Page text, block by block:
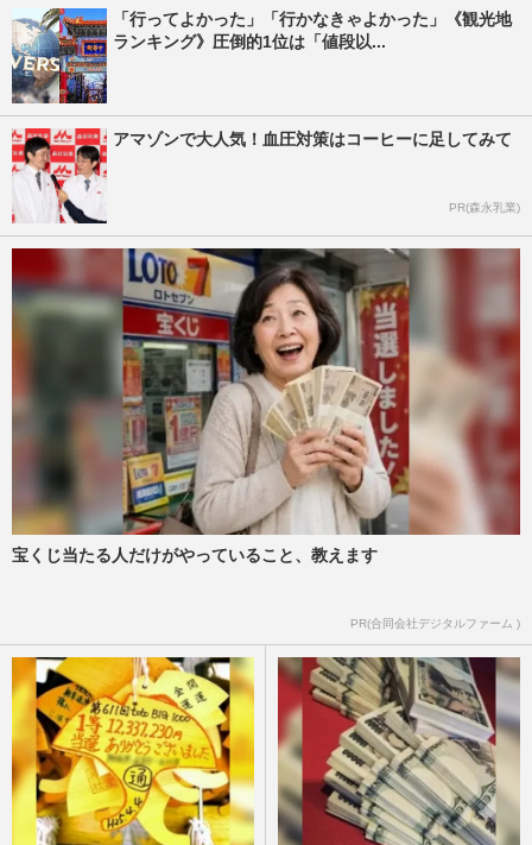
「行ってよかった」「行かなきゃよかった」《観光地
ランキング》圧倒的1位は「値段以...
アマゾンで大人気！血圧対策はコーヒーに足してみて
PR(森永乳業)
宝くじ当たる人だけがやっていること、教えます
PR(合同会社デジタルファーム )